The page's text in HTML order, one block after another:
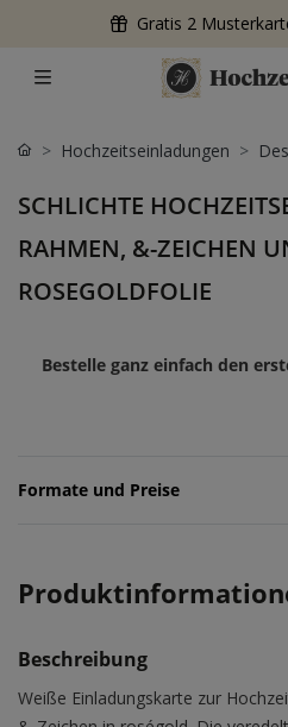
Gratis 2
Hochzeitseinladungen
SCHLICHTE
RAHMEN, &-ZEICHEN
ROSEGOLDFOLIE
Bestelle ganz einfach den
Formate und Preise
Beschreibung
Weiße Einladungskarte zur